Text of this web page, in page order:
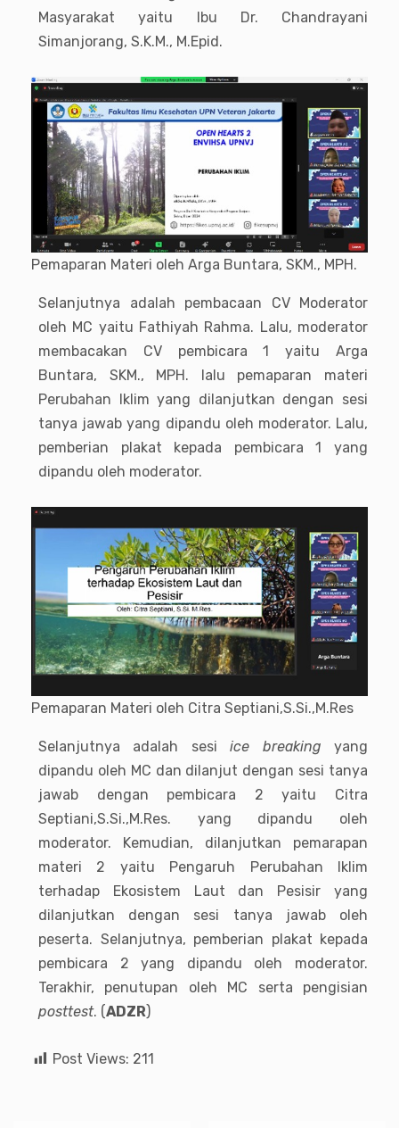
Masyarakat yaitu Ibu Dr. Chandrayani
Simanjorang, S.K.M., M.Epid.
Pemaparan Materi oleh Arga Buntara, SKM., MPH.
Selanjutnya adalah pembacaan CV Moderator
oleh MC yaitu Fathiyah Rahma. Lalu, moderator
membacakan CV pembicara 1 yaitu Arga
Buntara, SKM., MPH. lalu pemaparan materi
Perubahan Iklim yang dilanjutkan dengan sesi
tanya jawab yang dipandu oleh moderator. Lalu,
pemberian plakat kepada pembicara 1 yang
dipandu oleh moderator.
Pemaparan Materi oleh Citra Septiani,S.Si.,M.Res
Selanjutnya adalah sesiice breakingyang
dipandu oleh MC dan dilanjut dengan sesi tanya
jawab dengan pembicara 2 yaitu Citra
Septiani,S.Si.,M.Res. yang dipandu oleh
moderator. Kemudian, dilanjutkan pemarapan
materi 2 yaitu Pengaruh Perubahan Iklim
terhadap Ekosistem Laut dan Pesisir yang
dilanjutkan dengan sesi tanya jawab oleh
peserta. Selanjutnya, pemberian plakat kepada
pembicara 2 yang dipandu oleh moderator.
Terakhir, penutupan oleh MC serta pengisian
posttest. (ADZR)
Post Views: 211